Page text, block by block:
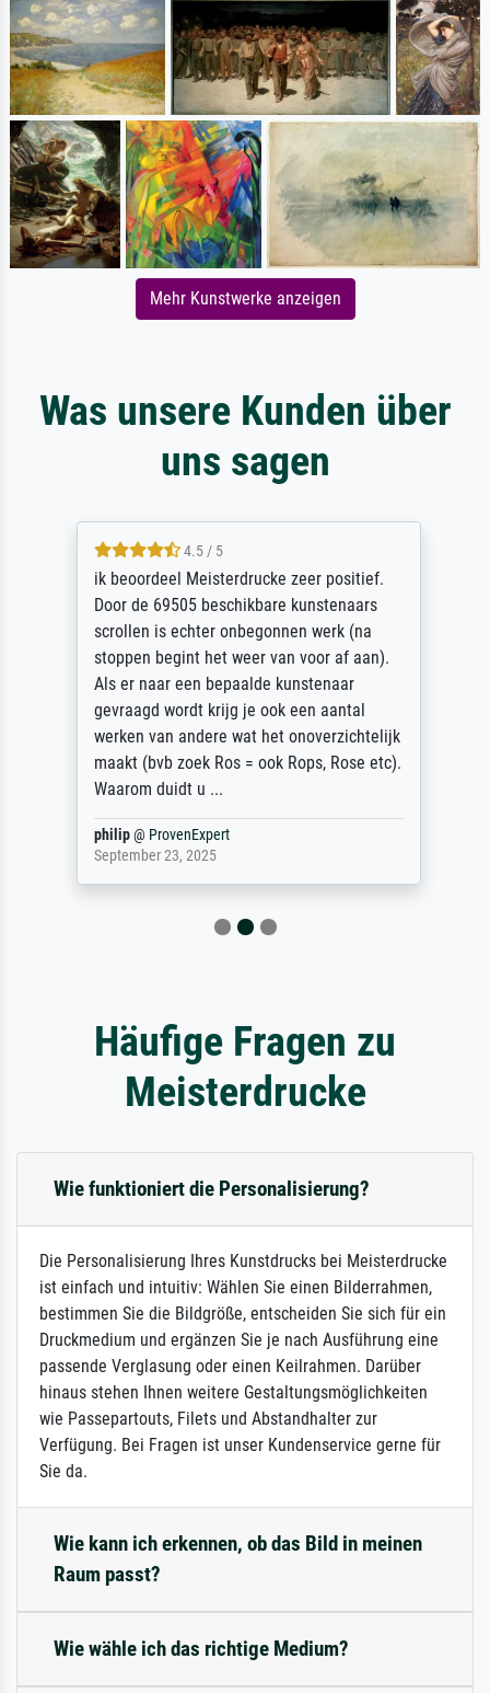
Mehr Kunstwerke anzeigen
Was unsere Kunden über
uns sagen
4.5 / 5
ik beoordeel Meisterdrucke zeer positief.
Door de 69505 beschikbare kunstenaars
scrollen is echter onbegonnen werk (na
stoppen begint het weer van voor af aan).
Als er naar een bepaalde kunstenaar
gevraagd wordt krijg je ook een aantal
werken van andere wat het onoverzichtelijk
maakt (bvb zoek Ros = ook Rops, Rose etc).
Waarom duidt u ...
philip@ ProvenExpert
September 23, 2025
Häufige Fragen zu
Meisterdrucke
Wie funktioniert die Personalisierung?
Die Personalisierung Ihres Kunstdrucks bei Meisterdrucke
ist einfach und intuitiv: Wählen Sie einen Bilderrahmen,
bestimmen Sie die Bildgröße, entscheiden Sie sich für ein
Druckmedium und ergänzen Sie je nach Ausführung eine
passende Verglasung oder einen Keilrahmen. Darüber
hinaus stehen Ihnen weitere Gestaltungsmöglichkeiten
wie Passepartouts, Filets und Abstandhalter zur
Verfügung. Bei Fragen ist unser Kundenservice gerne für
Sie da.
Wie kann ich erkennen, ob das Bild in meinen
Raum passt?
Wie wähle ich das richtige Medium?